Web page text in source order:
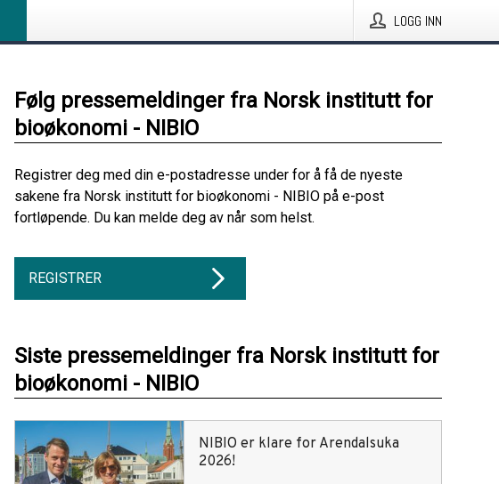
LOGG INN
Følg pressemeldinger fra Norsk institutt for
bioøkonomi - NIBIO
Registrer deg med din e-postadresse under for å få de nyeste
sakene fra Norsk institutt for bioøkonomi - NIBIO på e-post
fortløpende. Du kan melde deg av når som helst.
REGISTRER
Siste pressemeldinger fra Norsk institutt for
bioøkonomi - NIBIO
NIBIO er klare for Arendalsuka
2026!